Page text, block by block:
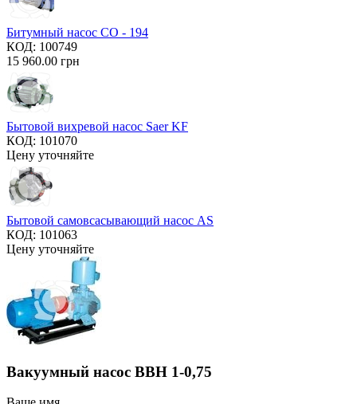
Битумный насос СО - 194
КОД: 100749
15 960.00 грн
Бытовой вихревой насос Saer KF
КОД: 101070
Цену уточняйте
Бытовой самовсасывающий насос AS
КОД: 101063
Цену уточняйте
Вакуумный насос ВВН 1-0,75